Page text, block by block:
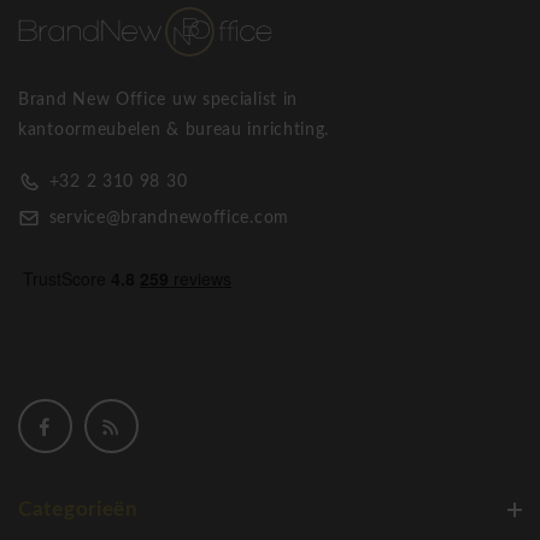
Brand New Office uw specialist in
kantoormeubelen & bureau inrichting.
+32 2 310 98 30
service@brandnewoffice.com